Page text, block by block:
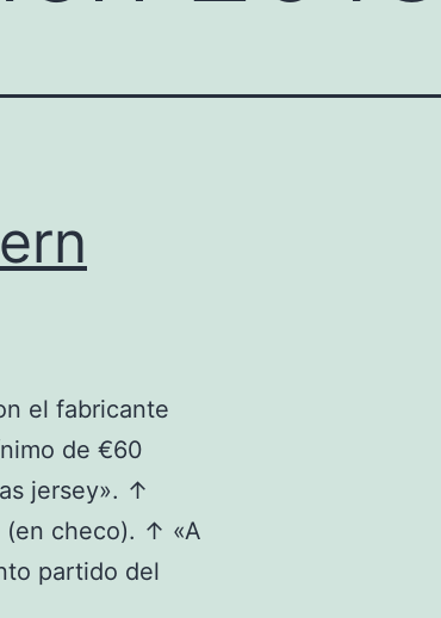
el fabricante
de €60
jersey». ↑
(en checo). ↑ «A
partido del